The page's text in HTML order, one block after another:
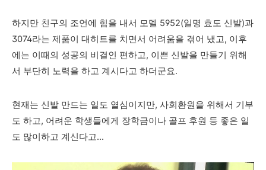
하지만 친구의 조언에 힘을 내서 모델 5952(일명 효도 신발)과
3074라는 제품이 대히트를 치면서 어려움을 겪어 냈고, 이후
에는 이때의 성공의 비결인 편하고, 이쁜 신발을 만들기 위해
서 부단히 노력을 하고 계시다고 하더군요.
현재는 신발 만드는 일도 열심이지만, 사회환원을 위해서 기부
도 하고, 어려운 학생들에게 장학금이나 골프 후원 등 좋은 일
도 많이하고 계신다고...